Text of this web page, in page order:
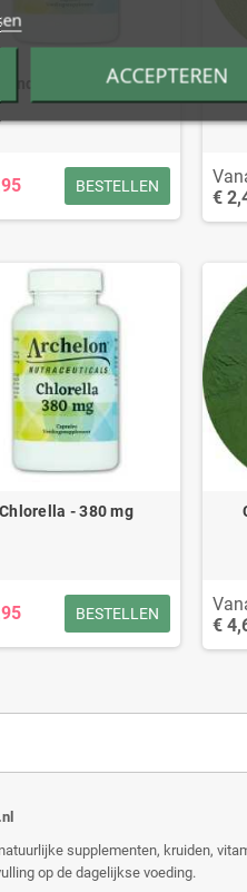
Brandnetel - 380 mg
BESTELLEN
€
Chlorella - 380 mg
BESTELLEN
€
supplementen, kruiden,
op de dagelijkse voeding.
ACCEPTEREN